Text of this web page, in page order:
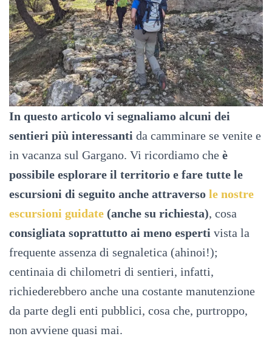
In questo articolo vi segnaliamo alcuni dei
sentieri più interessanti da camminare se venite e
in vacanza sul Gargano. Vi ricordiamo che è
possibile esplorare il territorio e fare tutte le
escursioni di seguito anche attraverso le nostre
escursioni guidate (anche su richiesta), cosa
consigliata soprattutto ai meno esperti vista la
frequente assenza di segnaletica (ahinoi!);
centinaia di chilometri di sentieri, infatti,
richiederebbero anche una costante manutenzione
da parte degli enti pubblici, cosa che, purtroppo,
non avviene quasi mai.